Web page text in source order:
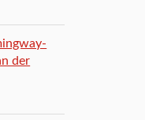
der